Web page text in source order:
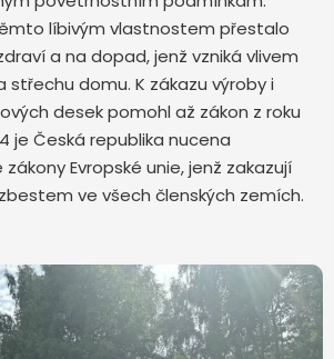
líbivým vlastnostem přestalo
a na dopad, jenž vzniká vlivem
střechu domu. K zákazu výroby i
desek pomohl až zákon z roku
je Česká republika nucena
Evropské unie, jenž zakazují
ve všech členských zemích.